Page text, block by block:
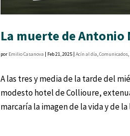
La muerte de Antonio
por Emilio Casanova | Feb 21, 2025 |Acín al día ,Comunicados
A las tres y media de la tarde del
modesto hotel de Collioure,
marcaría la imagen de la vida y de